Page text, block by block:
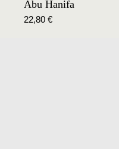
Abu Hanifa
22,80 €